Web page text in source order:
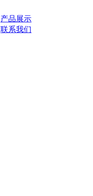
产品展示
联系我们